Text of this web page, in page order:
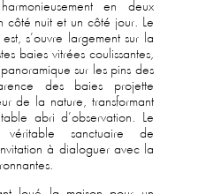
en deux
côté nuit et un côté jour. Le
s’ouvre largement sur la
baies vitrées coulissantes,
sur les pins des
des baies projette
de la nature, transformant
abri d’observation. Le
sanctuaire de
à dialoguer avec la